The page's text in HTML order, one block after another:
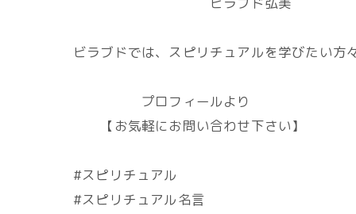
ビラブドでは、スピリチュアルを学びたい方
プロフィールより
【お気軽にお問い合わせ下さい】
#スピリチュアル
#スピリチュアル名言